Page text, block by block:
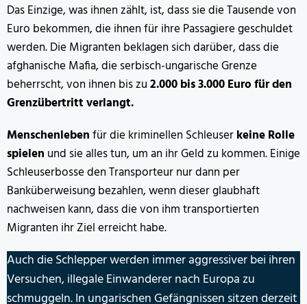
Das Einzige, was ihnen zählt, ist, dass sie die Tausende von
Euro bekommen, die ihnen für ihre Passagiere geschuldet
werden. Die Migranten beklagen sich darüber, dass die
afghanische Mafia, die serbisch-ungarische Grenze
beherrscht, von ihnen bis zu2.000 bis 3.000 Euro für den
Grenzübertritt verlangt.
Menschenlebenfür die kriminellen Schleuserkeine Rolle
spielen und sie alles tun, um an ihr Geld zu kommen. Einige
Schleuserbosse den Transporteur nur dann per
Banküberweisung bezahlen, wenn dieser glaubhaft
nachweisen kann, dass die von ihm transportierten
Migranten ihr Ziel erreicht habe.
Auch die Schlepper werden immer aggressiver bei ihren
Versuchen, illegale Einwanderer nach Europa zu
schmuggeln. In ungarischen Gefängnissen sitzen derzeit